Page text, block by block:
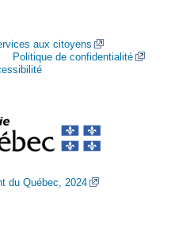
aux citoyens
Politique de confidentialité
du Québec, 2024